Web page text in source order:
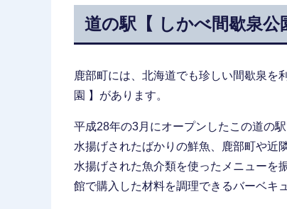
道の駅【 しかべ間歇泉公
鹿部町には、北海道でも珍しい間歇泉を
園 】があります。
平成28年の3月にオープンしたこの道の
水揚げされたばかりの鮮魚、鹿部町や近
水揚げされた魚介類を使ったメニューを
館で購入した材料を調理できるバーベキ